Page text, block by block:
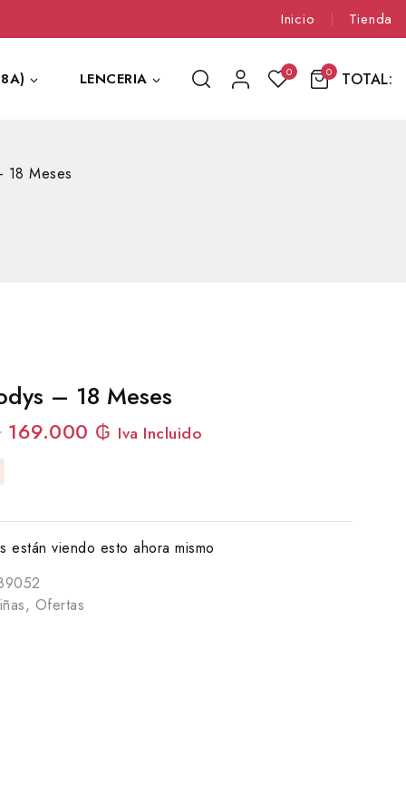
Inicio Tienda
LENCERIA 0 0 TOTAL:
18 Meses
– 18 Meses
169.000 ₲ Iva Incluido
están viendo esto ahora mismo
, Ofertas